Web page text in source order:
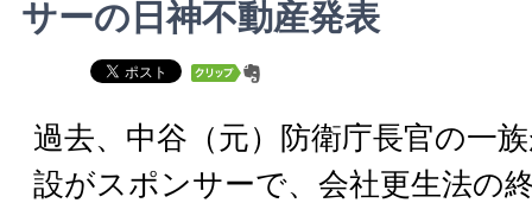
サーの日神不動産発表
過去、中谷（元）防衛庁長官の一
設がスポンサーで、会社更生法の